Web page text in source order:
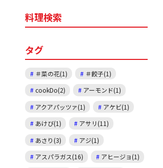
料理検索
タグ
＃菜の花(1)
＃餃子(1)
cookDo(2)
アーモンド(1)
アクアパッツァ(1)
アケビ(1)
あけび(1)
アサリ(11)
あさり(3)
アジ(1)
アスパラガス(16)
アヒージョ(1)